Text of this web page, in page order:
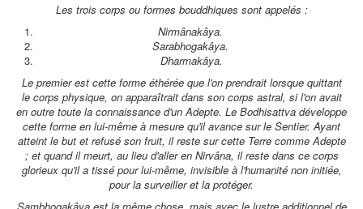
Les trois corps ou formes bouddhiques sont appelés :
Nirmânakâya.
Sarabhogakâya.
Dharmakâya.
Le premier est cette forme éthérée que l'on prendrait lorsque quittant
le corps physique, on apparaîtrait dans son corps astral, si l'on avait
en outre toute la connaissance d'un Adepte. Le Bodhisattva développe
cette forme en lui-même à mesure qu'il avance sur le Sentier. Ayant
atteint le but et refusé son fruit, il reste sur cette Terre comme Adepte
; et quand il meurt, au lieu d'aller en Nirvâna, il reste dans ce corps
glorieux qu'il a tissé pour lui-même, invisible à l'humanité non initiée,
pour la surveiller et la protéger.